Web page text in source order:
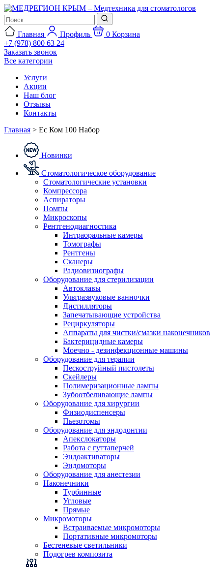
Главная Профиль 0 Корзина
+7 (978) 800 63 24
Заказать звонок
Все категории
Услуги
Акции
Наш блог
Отзывы
Контакты
Главная > Ес Ком 100 Набор
Новинки
Стоматологическое оборудование
Стоматологические установки
Компрессора
Аспираторы
Помпы
Микроскопы
Рентгенодиагностика
Интраоральные камеры
Томографы
Рентгены
Сканеры
Радиовизиографы
Оборудование для стерилизации
Автоклавы
Ультразвуковые ванночки
Дистилляторы
Запечатывающие устройства
Рециркуляторы
Аппараты для чистки/смазки наконечников
Бактерицидные камеры
Моечно - дезинфекционные машины
Оборудование для терапии
Пескоструйный пистолеты
Скейлеры
Полимеризационные лампы
Зубоотбеливающие лампы
Оборудование для хирургии
Физиодиспенсеры
Пьезотомы
Оборудование для эндодонтии
Апекслокаторы
Работа с гуттаперчей
Эндоактиваторы
Эндомоторы
Оборудование для анестезии
Наконечники
Турбинные
Угловые
Прямые
Микромоторы
Встраиваемые микромоторы
Портативные микромоторы
Бестеневые светильники
Подогрев композита